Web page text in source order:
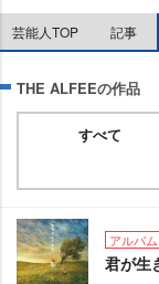
芸能人TOP 記事
THE ALFEEの作品
すべて
アルバム
君が生